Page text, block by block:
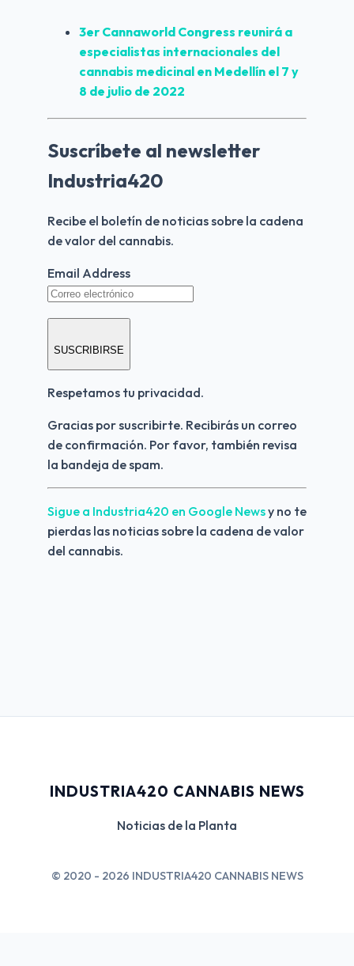
3er Cannaworld Congress reunirá a
especialistas internacionales del
cannabis medicinal en Medellín el 7 y
8 de julio de 2022
Suscríbete al newsletter
Industria420
Recibe el boletín de noticias sobre la cadena
de valor del cannabis.
Email Address
SUSCRIBIRSE
Respetamos tu privacidad.
Gracias por suscribirte. Recibirás un correo
de confirmación. Por favor, también revisa
la bandeja de spam.
Sigue a Industria420 en Google News y no te
pierdas las noticias sobre la cadena de valor
del cannabis.
INDUSTRIA420 CANNABIS NEWS
Noticias de la Planta
© 2020 - 2026 INDUSTRIA420 CANNABIS NEWS